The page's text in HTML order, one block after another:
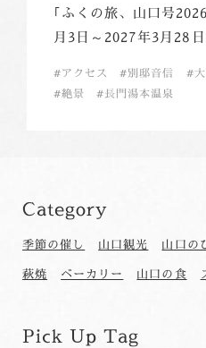
｢ふくの旅、山口号
月3日～2027年3月28
アクセス 別邸音信
絶景
長門湯本温泉
Category
季節の催し 山口観光 山口の
萩焼
ベーカリー 山口の食
Pick Up Tag